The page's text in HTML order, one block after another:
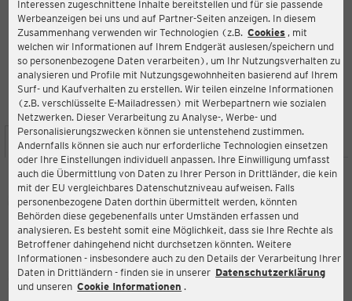
Interessen zugeschnittene Inhalte bereitstellen und für sie passende
Werbeanzeigen bei uns und auf Partner-Seiten anzeigen. In diesem
Zusammenhang verwenden wir Technologien (z.B. Cookies , mit
welchen wir Informationen auf Ihrem Endgerät auslesen/speichern und
so personenbezogene Daten verarbeiten), um Ihr Nutzungsverhalten zu
analysieren und Profile mit Nutzungsgewohnheiten basierend auf Ihrem
Surf- und Kaufverhalten zu erstellen. Wir teilen einzelne Informationen
(z.B. verschlüsselte E-Mailadressen) mit Werbepartnern wie sozialen
Netzwerken. Dieser Verarbeitung zu Analyse-, Werbe- und
Personalisierungszwecken können sie untenstehend zustimmen.
Andernfalls können sie auch nur erforderliche Technologien einsetzen
oder Ihre Einstellungen individuell anpassen. Ihre Einwilligung umfasst
auch die Übermittlung von Daten zu Ihrer Person in Drittländer, die kein
mit der EU vergleichbares Datenschutzniveau aufweisen. Falls
personenbezogene Daten dorthin übermittelt werden, könnten
Behörden diese gegebenenfalls unter Umständen erfassen und
analysieren. Es besteht somit eine Möglichkeit, dass sie Ihre Rechte als
Betroffener dahingehend nicht durchsetzen könnten. Weitere
Informationen - insbesondere auch zu den Details der Verarbeitung Ihrer
Daten in Drittländern - finden sie in unserer Datenschutzerklärung
und unseren Cookie Informationen .
ERNSTING'S FAMILY FILIALE
Limburger Str. 38-40
65510 Idstein
4,3
Bewertung:
STANDORT SERVICES SORTIMENT AKTIONEN
Ernsting's family
Limburger Str. 38-40, 65510 Idstein
Aktuell:
Geschlossen